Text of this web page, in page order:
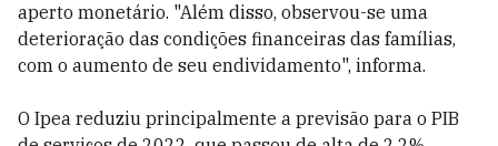
aperto monetário. "Além disso, observou-se uma
deterioração das condições financeiras das famílias,
com o aumento de seu endividamento", informa.
O Ipea reduziu principalmente a previsão para o PIB